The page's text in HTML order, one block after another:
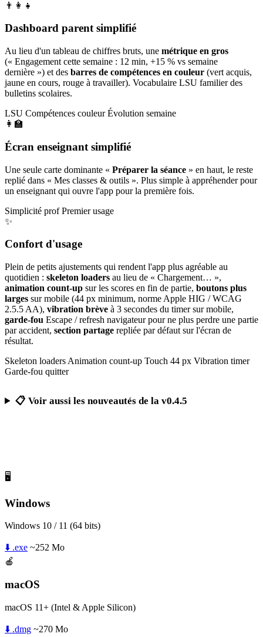
👨‍👩‍👧
Dashboard parent simplifié
Au lieu d'un tableau de chiffres bruts, une métrique en gros
(« Engagement cette semaine : 12 min, +15 % vs semaine
dernière ») et des barres de compétences en couleur (vert acquis,
jaune en cours, rouge à travailler). Vocabulaire LSU familier des
bulletins scolaires.
LSU Compétences couleur Évolution semaine
👩‍🏫
Écran enseignant simplifié
Une seule carte dominante « Préparer la séance » en haut, le reste
replié dans « Mes classes & outils ». Plus simple à appréhender pour
un enseignant qui ouvre l'app pour la première fois.
Simplicité prof Premier usage
✨
Confort d'usage
Plein de petits ajustements qui rendent l'app plus agréable au
quotidien : skeleton loaders au lieu de « Chargement… »,
animation count-up sur les scores en fin de partie, boutons plus
larges sur mobile (44 px minimum, norme Apple HIG / WCAG
2.5.5 AA), vibration brève à 3 secondes du timer sur mobile,
garde-fou Escape / refresh navigateur pour ne plus perdre une partie
par accident, section partage repliée par défaut sur l'écran de
résultat.
Skeleton loaders Animation count-up Touch 44 px Vibration timer
Garde-fou quitter
📋 Voir aussi les nouveautés de la v0.4.5
🖥️
Windows
Windows 10 / 11 (64 bits)
⬇️ .exe ~252 Mo
🍎
macOS
macOS 11+ (Intel & Apple Silicon)
⬇️ .dmg ~270 Mo